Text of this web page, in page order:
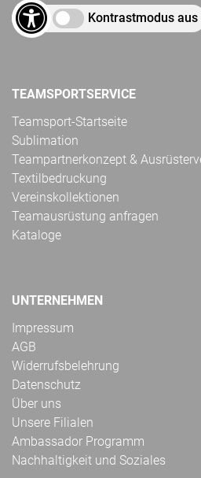
Kontrastmodus aus
TEAMSPORTSERVICE
Teamsport-Startseite
Sublimation
Teampartnerkonzept &
Textilbedruckung
Vereinskollektionen
Teamausrüstung anfragen
Kataloge
UNTERNEHMEN
Impressum
AGB
Widerrufsbelehrung
Datenschutz
Über uns
Unsere Filialen
Ambassador Programm
Nachhaltigkeit und Soziales